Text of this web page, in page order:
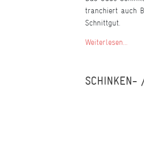
tranchiert auch
Schnittgut.
Weiterlesen...
SCHINKEN-